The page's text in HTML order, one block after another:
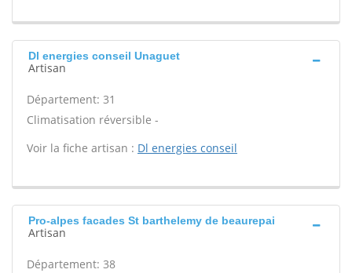
Dl energies conseil Unaguet
Artisan
Département: 31
Climatisation réversible -
Voir la fiche artisan : Dl energies conseil
Pro-alpes facades St barthelemy de beaurepai
Artisan
Département: 38